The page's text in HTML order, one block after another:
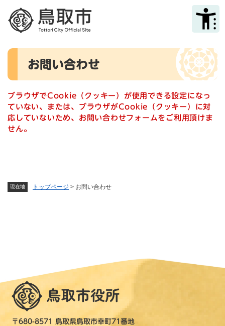
メニューを飛ばして本文へ
現在地 トップページ > お問い合わせ
本
お問い合わせ
ブラウザでCookie（クッキー）が使用できる設定になっ
ていない、または、ブラウザがCookie（クッキー）に対
応していないため、お問い合わせフォームをご利用頂けま
せん。
〒680-8571 鳥取県鳥取市幸町71番地